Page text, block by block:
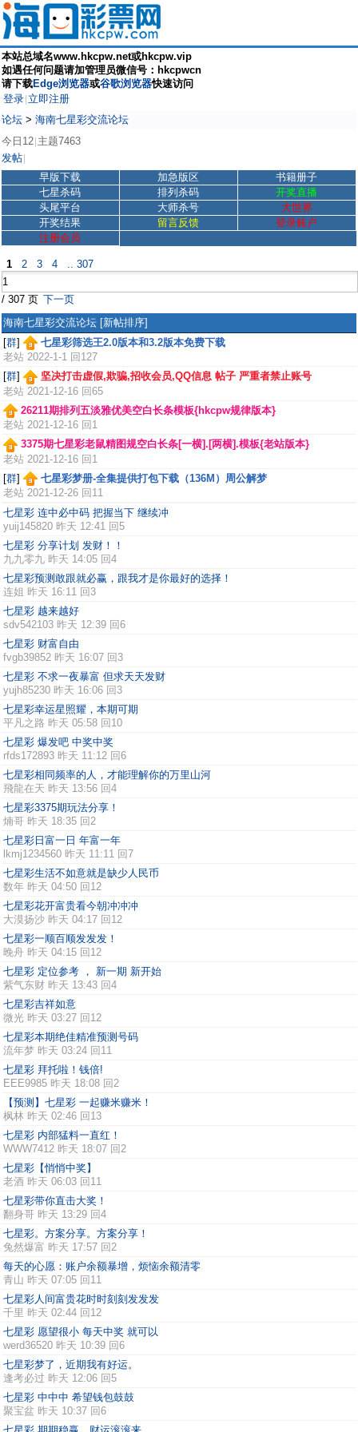
本站总域名www.hkcpw.net或hkcpw.vip
如遇任何问题请加管理员微信号：hkcpwcn
请下载Edge浏览器或谷歌浏览器快速访问
登录 立即注册
论坛 > 海南七星彩交流论坛
今日12 主题7463
发帖
早版下载 加急版区
书籍册子
七星杀码
排列杀码
开奖直播
头尾平台
大师杀号
大世界
开奖结果
留言反馈
登录账户
注册会员
1 2 3 4 .. 307
/ 307 页 下一页
海南七星彩交流论坛 [新帖排序]
[群]
七星彩筛选王2.0版本和3.2版本免费下载
老站 2022-1-1 回127
[群]
坚决打击虚假,欺骗,招收会员,QQ信息 帖子 严重者禁止账号
老站 2021-12-16 回65
26211期排列五淡雅优美空白长条模板{hkcpw规律版本}
老站 2021-12-16 回1
3375期七星彩老鼠精图规空白长条[一横].[两横].模板{老站版本}
老站 2021-12-16 回1
[群]
七星彩梦册-全集提供打包下载（136M）周公解梦
老站 2021-12-26 回11
七星彩 连中必中码 把握当下 继续冲
yuij145820 昨天 12:41 回5
七星彩 分享计划 发财！！
九九零九 昨天 14:05 回4
七星彩预测敢跟就必赢，跟我才是你最好的选择！
连姐 昨天 16:11 回3
七星彩 越来越好
sdv542103 昨天 12:39 回6
七星彩 财富自由
fvgb39852 昨天 16:07 回3
七星彩 不求一夜暴富 但求天天发财
yujh85230 昨天 16:06 回3
七星彩幸运星照耀，本期可期
平凡之路 昨天 05:58 回10
七星彩 爆发吧 中奖中奖
rfds172893 昨天 11:12 回6
七星彩相同频率的人，才能理解你的万里山河
飛龍在天 昨天 13:56 回4
七星彩3375期玩法分享！
煵哥 昨天 18:35 回2
七星彩日富一日 年富一年
lkmj1234560 昨天 11:11 回7
七星彩生活不如意就是缺少人民币
数年 昨天 04:50 回12
七星彩花开富贵看今朝冲冲冲
大漠扬沙 昨天 04:17 回12
七星彩一顺百顺发发发！
晚舟 昨天 04:15 回12
七星彩 定位参考 ， 新一期 新开始
紫气东财 昨天 13:43 回4
七星彩吉祥如意
微光 昨天 03:27 回12
七星彩本期绝佳精准预测号码
流年梦 昨天 03:24 回11
七星彩 拜托啦！钱倍!
EEE9985 昨天 18:08 回2
【预测】七星彩 一起赚米赚米！
枫林 昨天 02:46 回13
七星彩 内部猛料一直红！
WWW7412 昨天 18:07 回2
七星彩【悄悄中奖】
老酒 昨天 06:03 回11
七星彩带你直击大奖！
翻身哥 昨天 13:29 回4
七星彩。方案分享。方案分享！
兔然爆富 昨天 17:57 回2
每天的心愿：账户余额暴增，烦恼余额清零
青山 昨天 07:05 回11
七星彩人间富贵花时时刻刻发发发
千里 昨天 02:44 回12
七星彩 愿望很小 每天中奖 就可以
werd36520 昨天 10:39 回6
七星彩梦了，近期我有好运。
逢考必过 昨天 12:06 回5
七星彩 中中中 希望钱包鼓鼓
聚宝盆 昨天 10:37 回6